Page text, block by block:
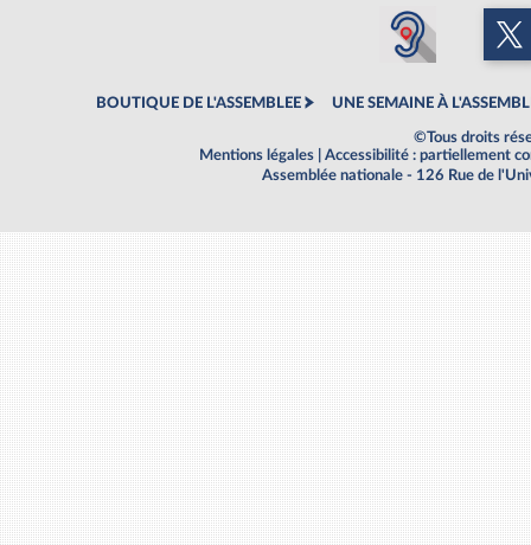
BOUTIQUE DE L'ASSEMBLEE UNE SEMAINE À
©Tous droits
Mentions légales
Accessibilité : partiellement
Assemblée nationale - 126 Rue de